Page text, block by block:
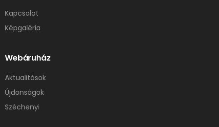
Kapcsolat
Képgaléria
Webáruház
Aktualitások
Újdonságok
Széchenyi